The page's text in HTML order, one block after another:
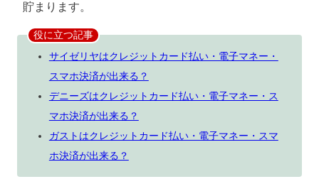
貯まります。
役に立つ記事
サイゼリヤはクレジットカード払い・電子マネー・
スマホ決済が出来る？
デニーズはクレジットカード払い・電子マネー・ス
マホ決済が出来る？
ガストはクレジットカード払い・電子マネー・スマ
ホ決済が出来る？